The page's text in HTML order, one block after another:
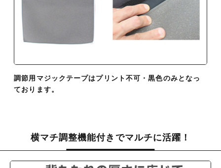
調節用マジックテープはプリント不可・黒色のみとなっ
ております。
横マチ調整機能付きでマルチに活躍！